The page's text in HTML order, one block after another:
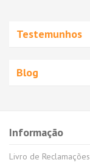
Testemunhos
Blog
Informação
Livro de Reclamações